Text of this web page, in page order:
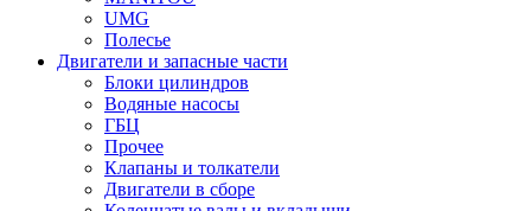
UMG
Полесье
Двигатели и запасные части
Блоки цилиндров
Водяные насосы
ГБЦ
Прочее
Клапаны и толкатели
Двигатели в сборе